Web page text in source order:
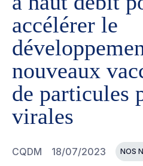
accélérer le
nouveaux
de particules
virales
CQDM 18/07/2023 NOS